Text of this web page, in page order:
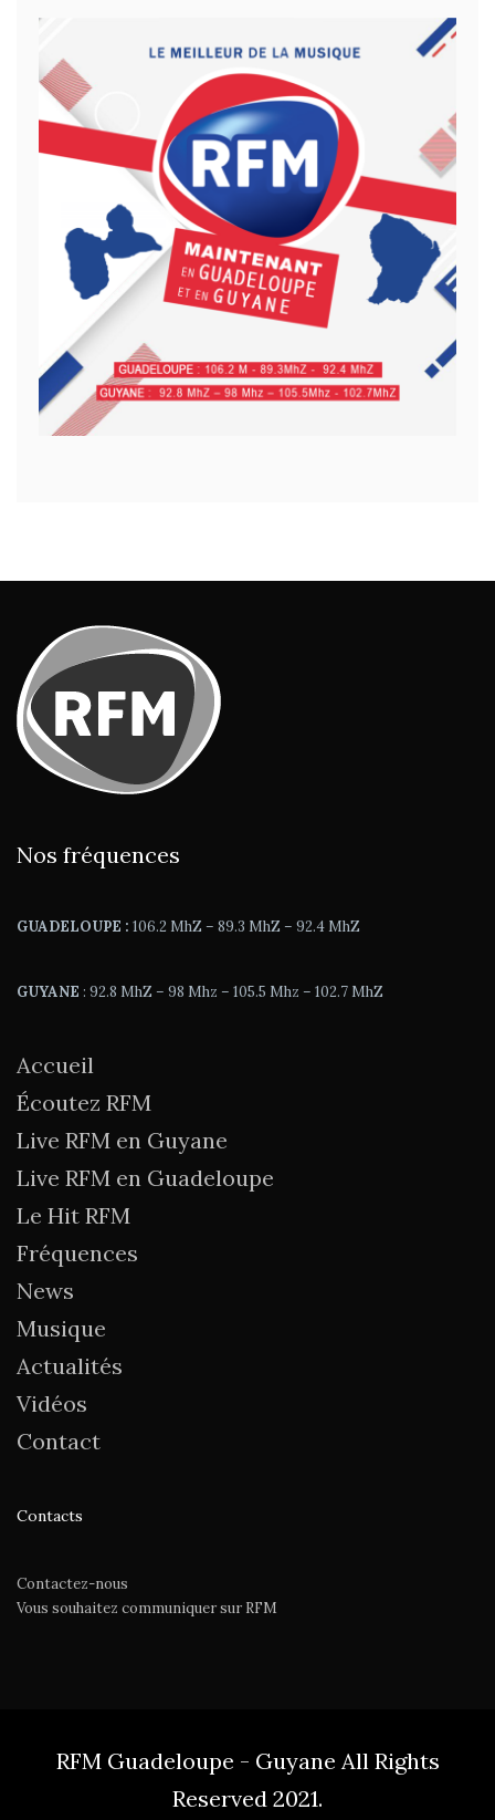
Nos fréquences
GUADELOUPE : 106.2 MhZ – 89.3 MhZ – 92.4 MhZ
GUYANE : 92.8 MhZ – 98 Mhz – 105.5 Mhz – 102.7 MhZ
Accueil
Écoutez RFM
Live RFM en Guyane
Live RFM en Guadeloupe
Le Hit RFM
Fréquences
News
Musique
Actualités
Vidéos
Contact
Contacts
Contactez-nous
Vous souhaitez communiquer sur RFM
RFM Guadeloupe - Guyane All Rights
Reserved 2021.